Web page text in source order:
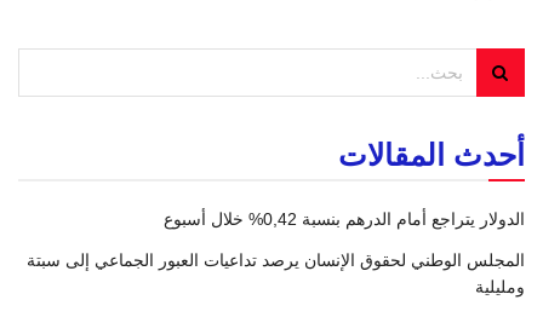
أحدث المقالات
الدولار يتراجع أمام الدرهم بنسبة 0,42% خلال أسبوع
المجلس الوطني لحقوق الإنسان يرصد تداعيات العبور الجماعي إلى سبتة
ومليلية